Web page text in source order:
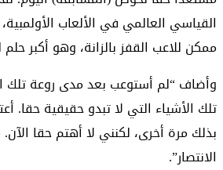
القياسي العالمي في الألعاب
ممكن للاعب القفز بالزانة، وهو أكبر
وأضاف “لم أستوعب بعد مدى روعة تلك
تلك الأشياء التي لا تبدو حقيقية حقا.
بذلك مرة أخرى، لكنني لا أهتم حقا
الانتصار”.